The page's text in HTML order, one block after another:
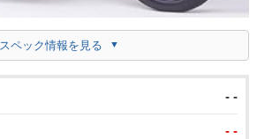
スペック情報を見る
- -
- -